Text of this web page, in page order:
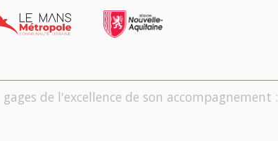
de l'excellence de son accompagnement :